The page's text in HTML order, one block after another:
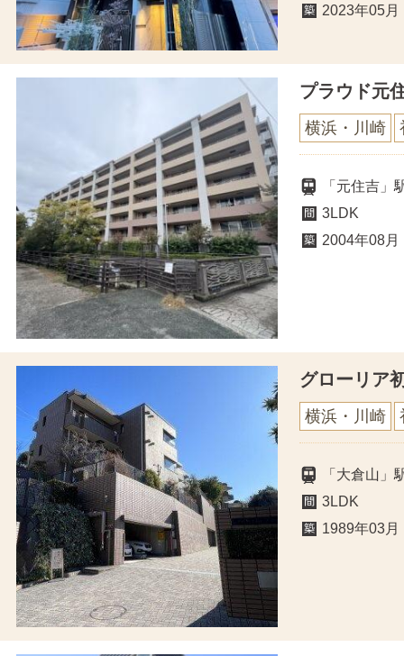
2023年05月
プラウド元
横浜・川崎
「元住吉
3LDK
2004年08月
グローリア
横浜・川崎
「大倉山
3LDK
1989年03月